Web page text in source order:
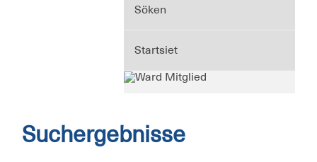
Söken
Startsiet
Suchergebnisse